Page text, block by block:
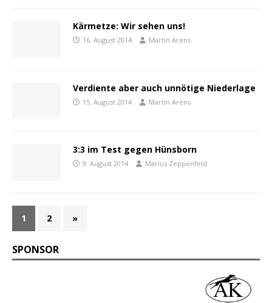
Kärmetze: Wir sehen uns!
16. August 2014 Martin Arens
Verdiente aber auch unnötige Niederlage
15. August 2014 Martin Arens
3:3 im Test gegen Hünsborn
9. August 2014 Marius Zeppenfeld
1 2 »
SPONSOR